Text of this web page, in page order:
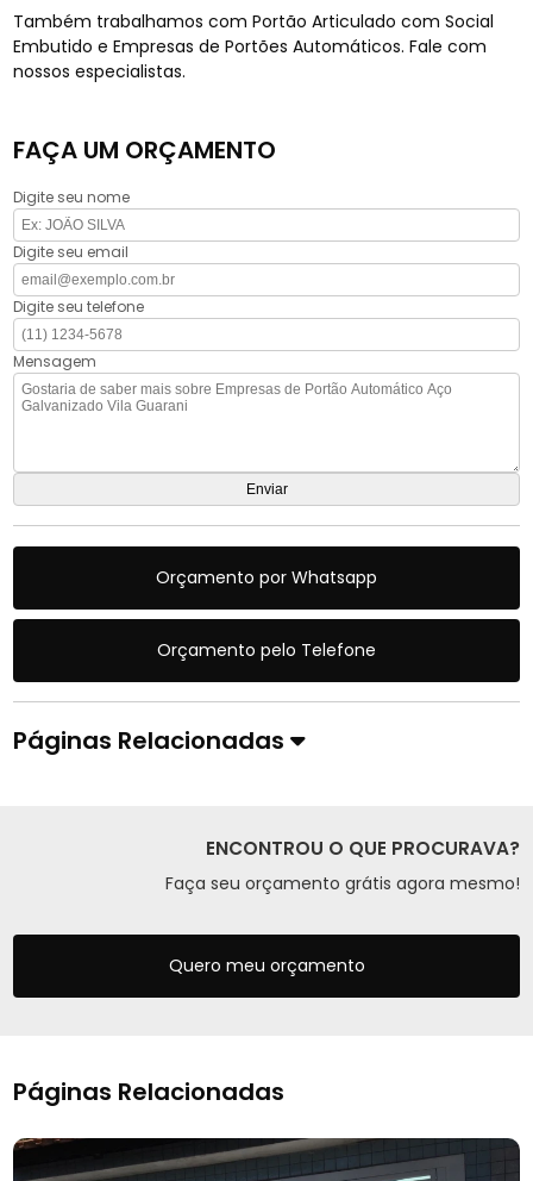
Também trabalhamos com Portão Articulado com Social
Embutido e Empresas de Portões Automáticos. Fale com
nossos especialistas.
FAÇA UM ORÇAMENTO
Digite seu nome
Digite seu email
Digite seu telefone
Mensagem
Orçamento por Whatsapp
Orçamento pelo Telefone
Páginas Relacionadas
ENCONTROU O QUE PROCURAVA?
Faça seu orçamento grátis agora mesmo!
Quero meu orçamento
Páginas Relacionadas